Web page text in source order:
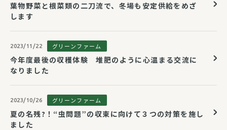
葉物野菜と根菜類の二刀流で、冬場も安定供給をめざ
します
2023/11/22 グリーンファーム
今年度最後の収穫体験 堆肥のように心温まる交流に
なりました
2023/10/26 グリーンファーム
夏の名残?！“虫問題”の収束に向けて３つの対策を施し
ました